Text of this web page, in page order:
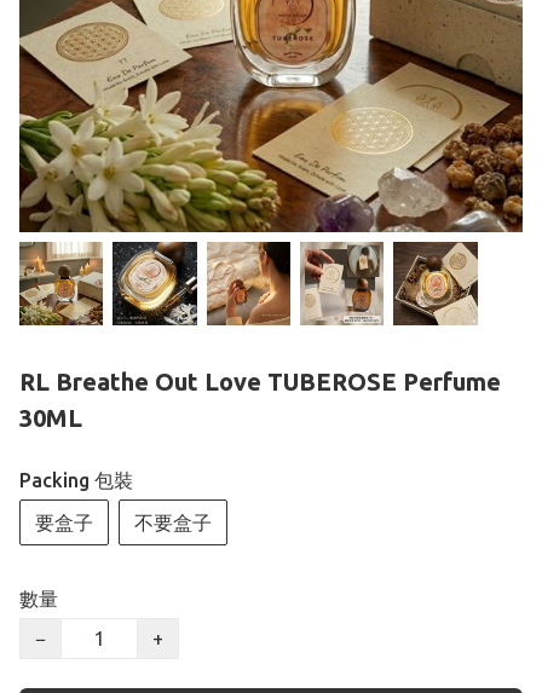
RL Breathe Out Love TUBEROSE Perfume
30ML
Packing 包裝
要盒子
不要盒子
數量
−
+